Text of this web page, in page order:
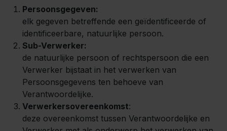
Persoonsgegeven:
elk gegeven betreffende een geïdentificeerde of
identificeerbare, natuurlijke persoon.
Sub-Verwerker:
de natuurlijke persoon of rechtspersoon die een
Verwerker bijstaat in het verwerken van
Persoonsgegevens ten behoeve van
Verantwoordelijke.
Verwerkersovereenkomst:
deze overeenkomst tussen Verantwoordelijke en